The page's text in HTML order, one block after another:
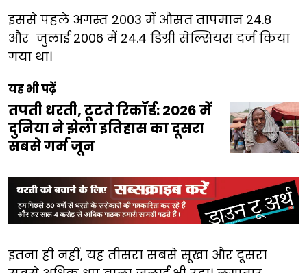
इससे पहले अगस्त 2003 में औसत तापमान 24.8
और जुलाई 2006 में 24.4 डिग्री सेल्सियस दर्ज किया
गया था।
यह भी पढ़ें
तपती धरती, टूटते रिकॉर्ड: 2026 में
दुनिया ने झेला इतिहास का दूसरा
सबसे गर्म जून
इतना ही नहीं, यह तीसरा सबसे सूखा और दूसरा